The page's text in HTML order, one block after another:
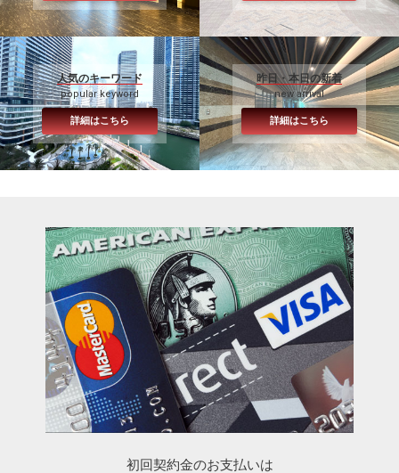
人気のキーワード
popular keyword
詳細はこちら
昨日・本日の新着
new arrival
詳細はこちら
初回契約金のお支払いは